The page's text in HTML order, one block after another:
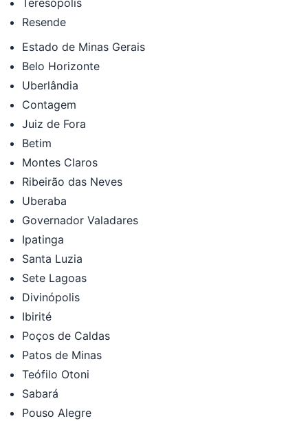
Teresópolis
Resende
Estado de Minas Gerais
Belo Horizonte
Uberlândia
Contagem
Juiz de Fora
Betim
Montes Claros
Ribeirão das Neves
Uberaba
Governador Valadares
Ipatinga
Santa Luzia
Sete Lagoas
Divinópolis
Ibirité
Poços de Caldas
Patos de Minas
Teófilo Otoni
Sabará
Pouso Alegre